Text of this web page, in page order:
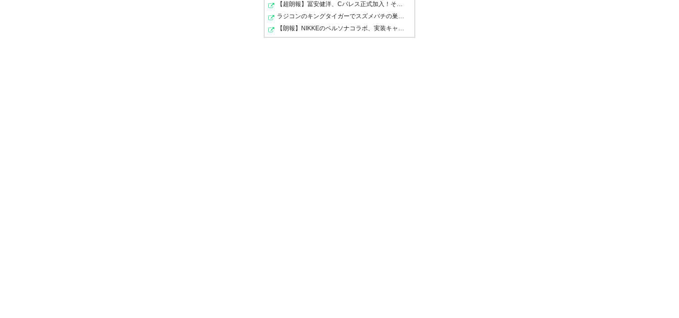
大本営にも浅野復帰きたな
【超朗報】冨安健洋、Cパレス正式加入！そして途中出場＆…
ラジコンのキングタイガーでスズメバチの巣に突撃「ハチ…
【朗報】NIKKEのペルソナコラボ、実装キャラ発表